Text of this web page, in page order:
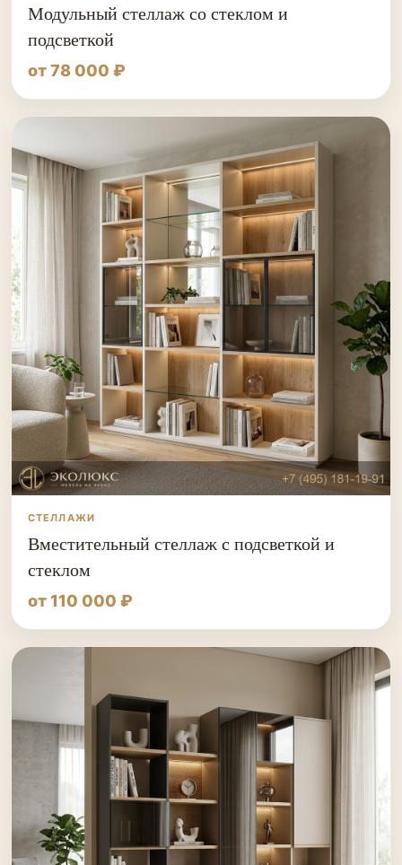
Модульный стеллаж со стеклом и
подсветкой
от 78 000 ₽
СТЕЛЛАЖИ
Вместительный стеллаж с подсветкой и
стеклом
от 110 000 ₽